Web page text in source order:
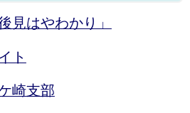
見はやわかり」
ト
崎支部